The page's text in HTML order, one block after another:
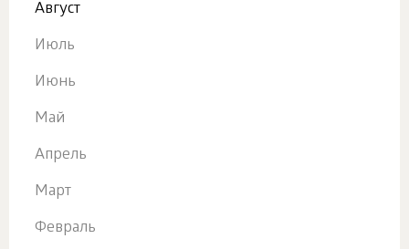
Август
Июль
Июнь
Май
Апрель
Март
Февраль